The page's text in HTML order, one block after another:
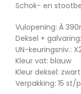
Schok- en
Vulopening: À
Deksel +
UN-keuringsniv.:
Kleur vat: blauw
Kleur deksel: zwart
Verpakking: 15 st/